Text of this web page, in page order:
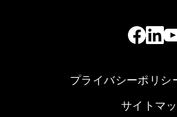
プライバシーポリシ
サイトマ